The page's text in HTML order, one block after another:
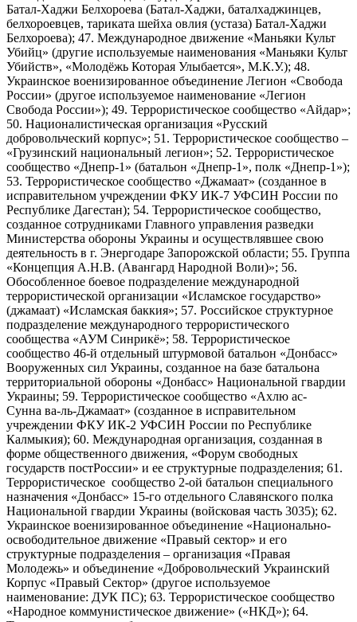
Батал-Хаджи Белхороева (Батал-Хаджи, баталхаджинцев,
белхороевцев, тариката шейха овлия (устаза) Батал-Хаджи
Белхороева); 47. Международное движение «Маньяки Культ
Убийц» (другие используемые наименования «Маньяки Культ
Убийств», «Молодёжь Которая Улыбается», М.К.У.); 48.
Украинское военизированное объединение Легион «Свобода
России» (другое используемое наименование «Легион
Свобода России»); 49. Террористическое сообщество «Айдар»;
50. Националистическая организация «Русский
добровольческий корпус»; 51. Террористическое сообщество –
«Грузинский национальный легион»; 52. Террористическое
сообщество «Днепр-1» (батальон «Днепр-1», полк «Днепр-1»);
53. Террористическое сообщество «Джамаат» (созданное в
исправительном учреждении ФКУ ИК-7 УФСИН России по
Республике Дагестан); 54. Террористическое сообщество,
созданное сотрудниками Главного управления разведки
Министерства обороны Украины и осуществлявшее свою
деятельность в г. Энергодаре Запорожской области; 55. Группа
«Концепция А.Н.В. (Авангард Народной Воли)»; 56.
Обособленное боевое подразделение международной
террористической организации «Исламское государство»
(джамаат) «Исламская баккия»; 57. Российское структурное
подразделение международного террористического
сообщества «АУМ Синрикё»; 58. Террористическое
сообщество 46-й отдельный штурмовой батальон «Донбасс»
Вооруженных сил Украины, созданное на базе батальона
территориальной обороны «Донбасс» Национальной гвардии
Украины; 59. Террористическое сообщество «Ахлю ас-
Сунна ва-ль-Джамаат» (созданное в исправительном
учреждении ФКУ ИК-2 УФСИН России по Республике
Калмыкия); 60. Международная организация, созданная в
форме общественного движения, «Форум свободных
государств постРоссии» и ее структурные подразделения; 61.
Террористическое сообщество 2-ой батальон специального
назначения «Донбасс» 15-го отдельного Славянского полка
Национальной гвардии Украины (войсковая часть 3035); 62.
Украинское военизированное объединение «Национально-
освободительное движение «Правый сектор» и его
структурные подразделения – организация «Правая
Молодежь» и объединение «Добровольческий Украинский
Корпус «Правый Сектор» (другое используемое
наименование: ДУК ПС); 63. Террористическое сообщество
«Народное коммунистическое движение» («НКД»); 64.